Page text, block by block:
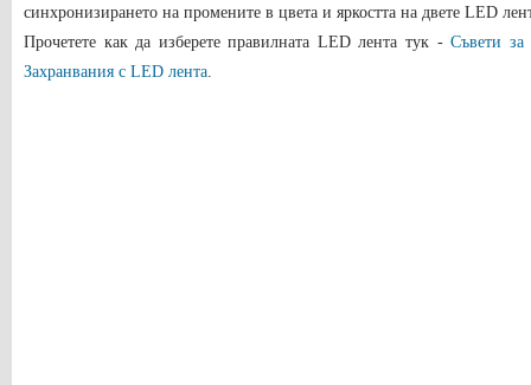
синхронизирането на промените в цвета и яркостта на двете LED
Прочетете как да изберете правилната LED лента тук -Съвети за
Захранвания с LED лента.